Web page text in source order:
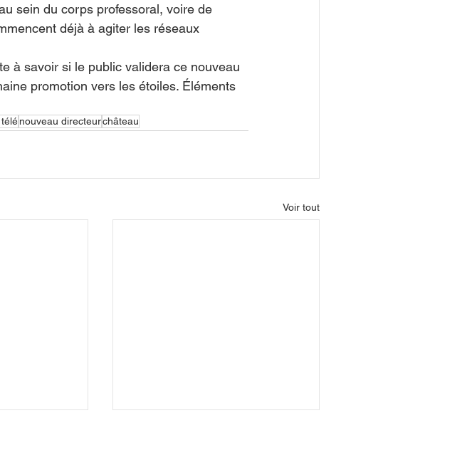
sein du corps professoral, voire de
déjà à agiter les réseaux
à savoir si le public validera ce nouveau
promotion vers les étoiles. Éléments
nouveau directeurchâteau
Voir tout